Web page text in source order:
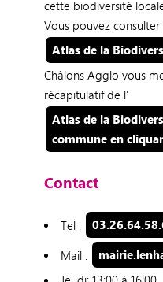
cette biodiversité
Vous pouvez
Atlas de la
Châlons Agglo vous
récapitulatif de l'
Atlas de la
commune en
Contact
Tel :
Mail :